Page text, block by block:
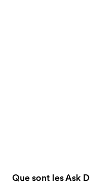
Que sont les Ask